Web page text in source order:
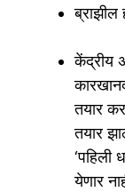
ब्राझील
केंद्रीय
तयार
तयार
‘पहिली
येणार